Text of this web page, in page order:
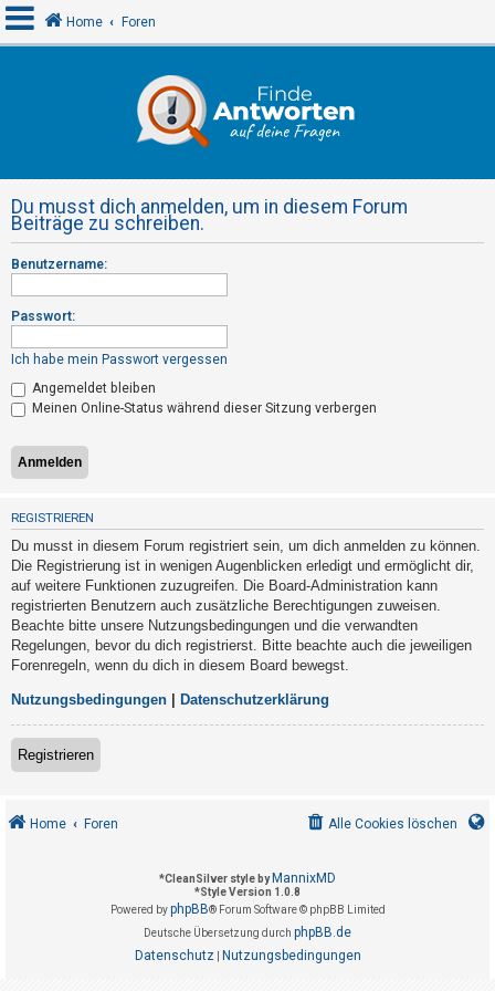
e
l
d
e
n
R
e
i
s
t
r
i
e
r
e
n
U
n
e
Home Foren
Du musst dich anmelden, um in diesem Forum
Beiträge zu schreiben.
Benutzername:
Passwort:
Ich habe mein Passwort vergessen
Angemeldet bleiben
Meinen Online-Status während dieser Sitzung verbergen
REGISTRIEREN
Du musst in diesem Forum registriert sein, um dich anmelden zu können.
Die Registrierung ist in wenigen Augenblicken erledigt und ermöglicht dir,
auf weitere Funktionen zuzugreifen. Die Board-Administration kann
registrierten Benutzern auch zusätzliche Berechtigungen zuweisen.
Beachte bitte unsere Nutzungsbedingungen und die verwandten
Regelungen, bevor du dich registrierst. Bitte beachte auch die jeweiligen
Forenregeln, wenn du dich in diesem Board bewegst.
Nutzungsbedingungen Datenschutzerklärung
Registrieren
Home Foren Alle Cookies löschen
*CleanSilver style by MannixMD
*Style Version 1.0.8
Powered byphpBB® Forum Software © phpBB Limited
Deutsche Übersetzung durch phpBB.de
Datenschutz| Nutzungsbedingungen